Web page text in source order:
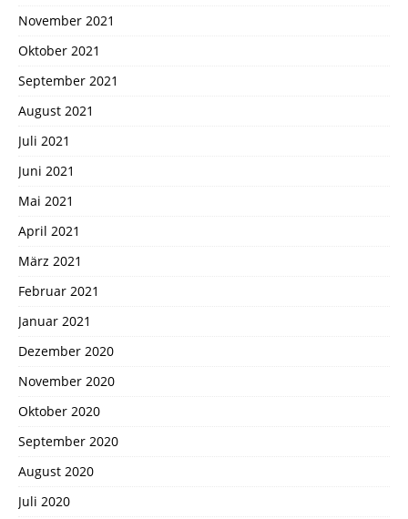
November 2021
Oktober 2021
September 2021
August 2021
Juli 2021
Juni 2021
Mai 2021
April 2021
März 2021
Februar 2021
Januar 2021
Dezember 2020
November 2020
Oktober 2020
September 2020
August 2020
Juli 2020